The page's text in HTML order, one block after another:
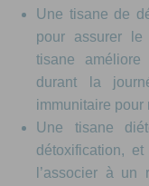
Une tisane de
pour assurer le
tisane
durant la
immunitaire pour
Une tisane
détoxification,
l’associer à un